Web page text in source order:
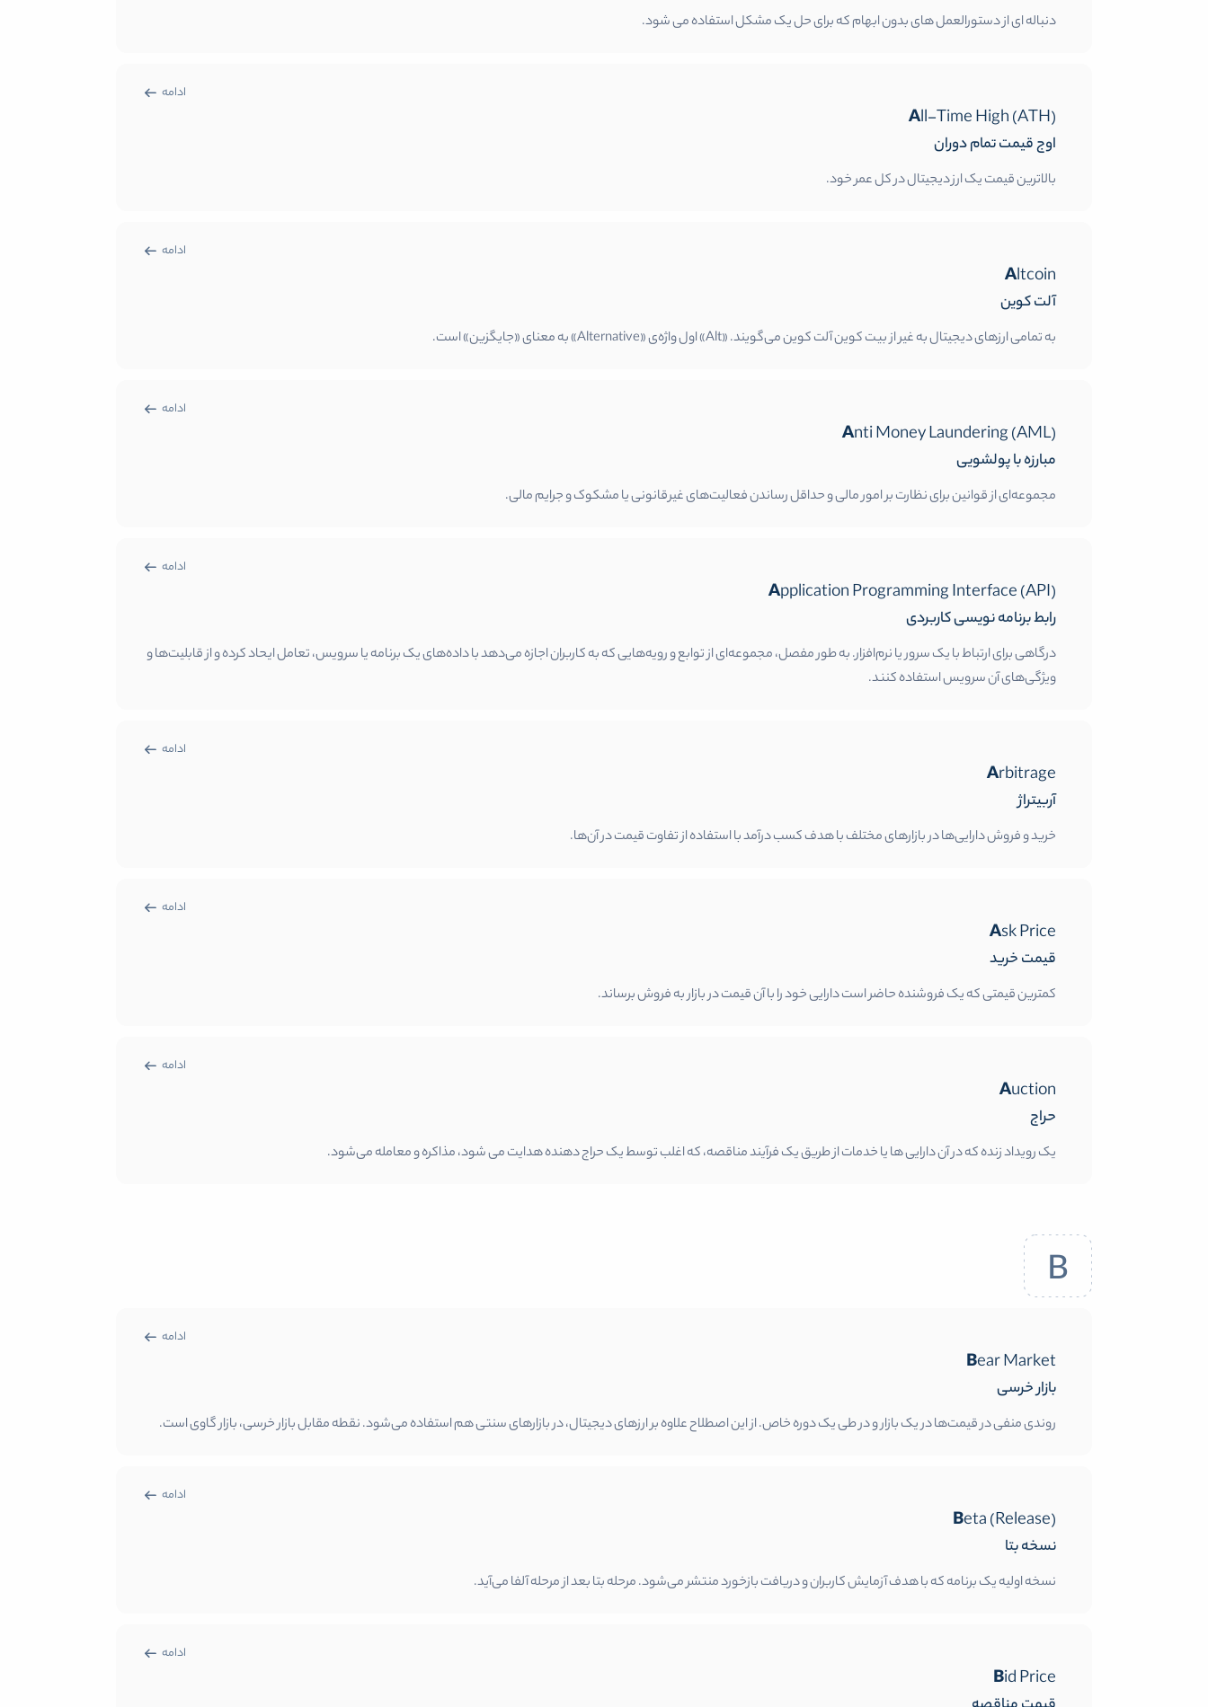
دنباله ای از دستورالعمل های بدون ابهام که برای حل یک مشکل استفاده می شود.
ادامه
All-Time High (ATH)
اوج قیمت تمام دوران
بالاترین قیمت یک ارز دیجیتال در کل عمر خود.
ادامه
Altcoin
آلت کوین
به تمامی ارزهای دیجیتال به غیر از بیت کوین آلت کوین می‌گویند. «Alt» اول واژه‌ی «Alternative» به معنای «جایگزین» است.
ادامه
Anti Money Laundering (AML)
مبارزه با پولشویی
مجموعه‌ای از قوانین برای نظارت بر امور مالی و حداقل رساندن فعالیت‌های غیرقانونی یا مشکوک و جرایم مالی.
ادامه
Application Programming Interface (API)
رابط برنامه نویسی کاربردی
درگاهی برای ارتباط با یک سرور یا نرم‌افزار. به طور مفصل، مجموعه‌ای از توابع و رویه‌هایی که به کاربران اجازه می‌دهد با داده‌های یک برنامه یا سرویس، تعامل ایحاد کرده و از قابلیت‌ها و
ویژگی‌های آن سرویس استفاده کنند.
ادامه
Arbitrage
آربیتراژ
خرید و فروش دارایی‌ها در بازارهای مختلف با هدف کسب درآمد با استفاده از تفاوت قیمت در آن‌ها.
ادامه
Ask Price
قیمت خرید
کمترین قیمتی که یک فروشنده حاضر است دارایی خود را با آن قیمت در بازار به فروش برساند.
ادامه
Auction
حراج
یک رویداد زنده که در آن دارایی ها یا خدمات از طریق یک فرآیند مناقصه، که اغلب توسط یک حراج دهنده هدایت می شود، مذاکره و معامله می‌شود.
B
ادامه
Bear Market
بازار خرسی
روندی منفی در قیمت‌ها در یک بازار و در طی یک دوره خاص. از این اصطلاح علاوه بر ارزهای دیجیتال، در بازارهای سنتی هم استفاده می‌شود. نقطه مقابل بازار خرسی، بازار گاوی است.
ادامه
Beta (Release)
نسخه بتا
نسخه اولیه یک برنامه که با هدف آزمایش کاربران و دریافت بازخورد منتشر می‌شود. مرحله بتا بعد از مرحله آلفا می‌آید.
ادامه
Bid Price